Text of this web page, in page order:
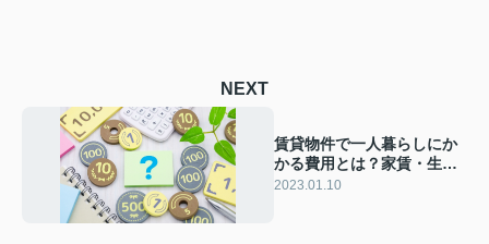
NEXT
賃貸物件で一人暮らしにか
かる費用とは？家賃・生活
費・貯金についてご紹介
2023.01.10